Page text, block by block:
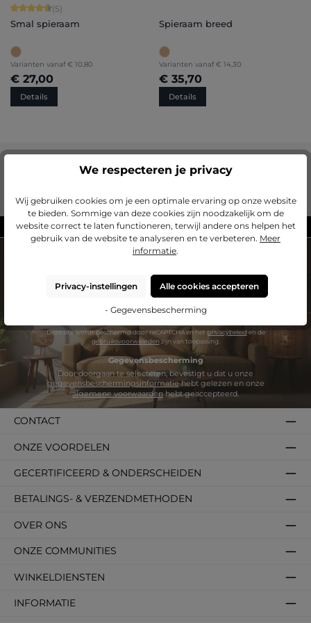
Gemiddelde score van 4.6 op 5 sterren
(5)
Smal spieraam
Varianten vanaf € 10,80
€ 27,00
Details
Spieraam breed
Varianten vanaf € 14,30
€ 35,70
Details
Gemaakt in Duitsland
NIEUWSBRIEF
hoogtete blijven van de laatste producten en aanbiedingen.
Deze site wordt beschermd door reCAPTCHA en het privacybeleid en de
gebruiksvoorwaarden zijn van toepassing.
Gegevensbescherming
gegevensbeschermingsinformatie
algemene voorwaardenhebt geaccepteerd.
CONTACT
WINKELDIENSTEN
INFORMATIE
BETALINGS- & VERZENDMETHODEN
OVER ONS
GECERTIFICEERD & ONDERSCHEIDEN
ONZE VOORDELEN
ONZE COMMUNITIES
We respecteren je privacy
Wij gebruiken cookies om je een optimale ervaring op onze website
te bieden. Sommige van deze cookies zijn noodzakelijk om de
website correct te laten functioneren, terwijl andere ons helpen het
gebruik van de website te analyseren en te verbeteren. Meer
informatie.
Privacy-instellingen Alle cookies accepteren
- Gegevensbescherming